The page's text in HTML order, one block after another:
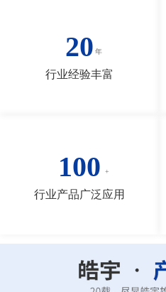
20
行业经验丰富
100
行业产品广泛应用